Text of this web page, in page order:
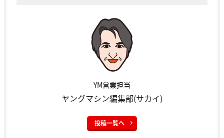
YM営業担当
ヤングマシン編集部(サカイ)
投稿一覧へ